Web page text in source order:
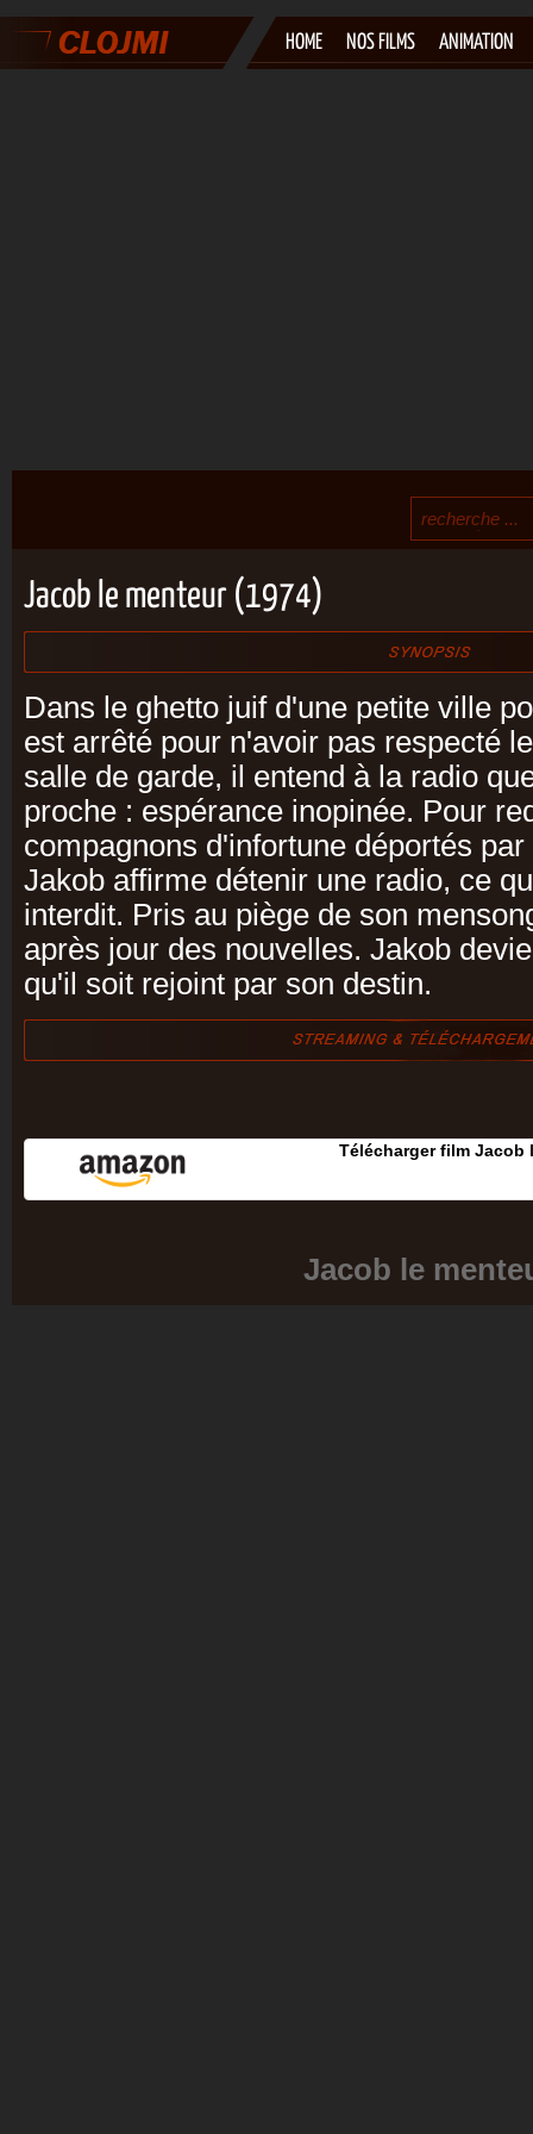
HOME NOS FILMS ANIMATION
Jacob le menteur (1974)
Dans le ghetto juif d'une petite ville
est arrêté pour n'avoir pas respecté
salle de garde, il entend à la radio
proche : espérance inopinée. Pour
compagnons d'infortune déportés
Jakob affirme détenir une radio, ce
interdit. Pris au piège de son
après jour des nouvelles. Jakob
qu'il soit rejoint par son destin.
Télécharger film Jacob
Jacob le